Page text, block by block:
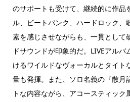
のサポートも受けて、継続的に作品
ル、ビートパンク、ハードロック、
素を感じさせながらも、一貫として
ドサウンドが印象的だ。LIVEアルバ
けるワイルドなヴォーカルとタイト
量も発揮。また、ソロ名義の『散月
トな内容ながら、アコースティック